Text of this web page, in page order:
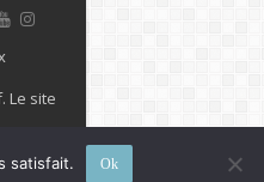
Le site
satisfait. Ok